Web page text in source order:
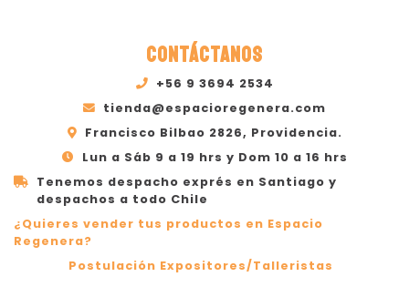
CONTÁCTANOS
+56 9 3694 2534
tienda@espacioregenera.com
Francisco Bilbao 2826, Providencia.
Lun a Sáb 9 a 19 hrs y Dom 10 a 16 hrs
Tenemos despacho exprés en Santiago y
despachos a todo Chile
¿Quieres vender tus productos en Espacio
Regenera?
Postulación Expositores/Talleristas